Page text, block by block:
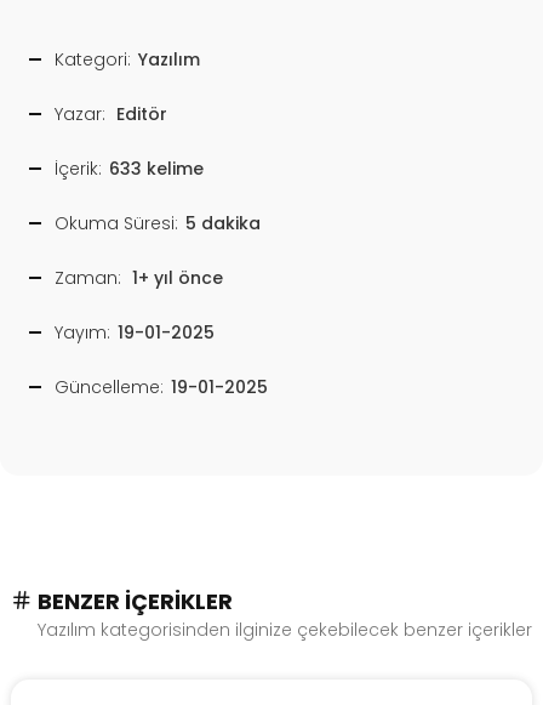
Kategori: Yazılım
Yazar: Editör
İçerik: 633 kelime
Okuma Süresi: 5 dakika
Zaman: 1+ yıl önce
Yayım: 19-01-2025
Güncelleme: 19-01-2025
BENZER İÇERIKLER
Yazılım kategorisinden ilginize çekebilecek benzer içerikler